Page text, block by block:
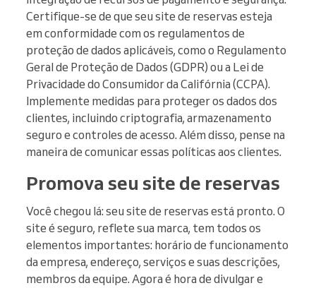
Certifique-se de que seu site de reservas esteja
em conformidade com os regulamentos de
proteção de dados aplicáveis, como o Regulamento
Geral de Proteção de Dados (GDPR) ou a Lei de
Privacidade do Consumidor da Califórnia (CCPA).
Implemente medidas para proteger os dados dos
clientes, incluindo criptografia, armazenamento
seguro e controles de acesso. Além disso, pense na
maneira de comunicar essas políticas aos clientes.
Promova seu site de reservas
Você chegou lá: seu site de reservas está pronto. O
site é seguro, reflete sua marca, tem todos os
elementos importantes: horário de funcionamento
da empresa, endereço, serviços e suas descrições,
membros da equipe. Agora é hora de divulgar e